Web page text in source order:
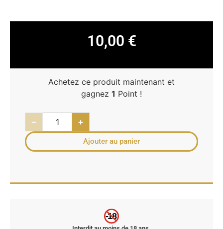
10,00 €
Achetez ce produit maintenant et
gagnez 1 Point !
− +
Ajouter au panier
-18